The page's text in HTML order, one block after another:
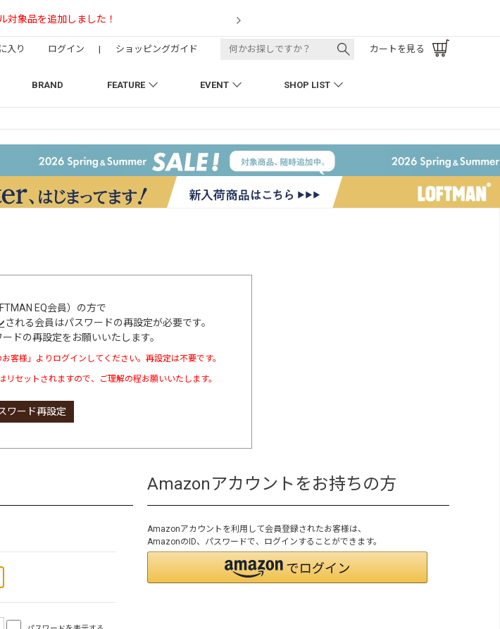
の別注】50周年 H.D. Track Pant
BRAND FEATURE EVENT SHOP LIST
入り ログイン | ショッピングガイド カートを見る
EQ会員）の方で
される会員はパスワードの再設定が必要です。
ドの再設定をお願いいたします。
客様」よりログインしてください。再設定は不要です。
セットされますので、ご理解の程お願いいたします。
ワード再設定
Amazonアカウントをお持ちの方
Amazonアカウントを利用して会員登録されたお客様は、
AmazonのID、パスワードで、ログインすることができます。